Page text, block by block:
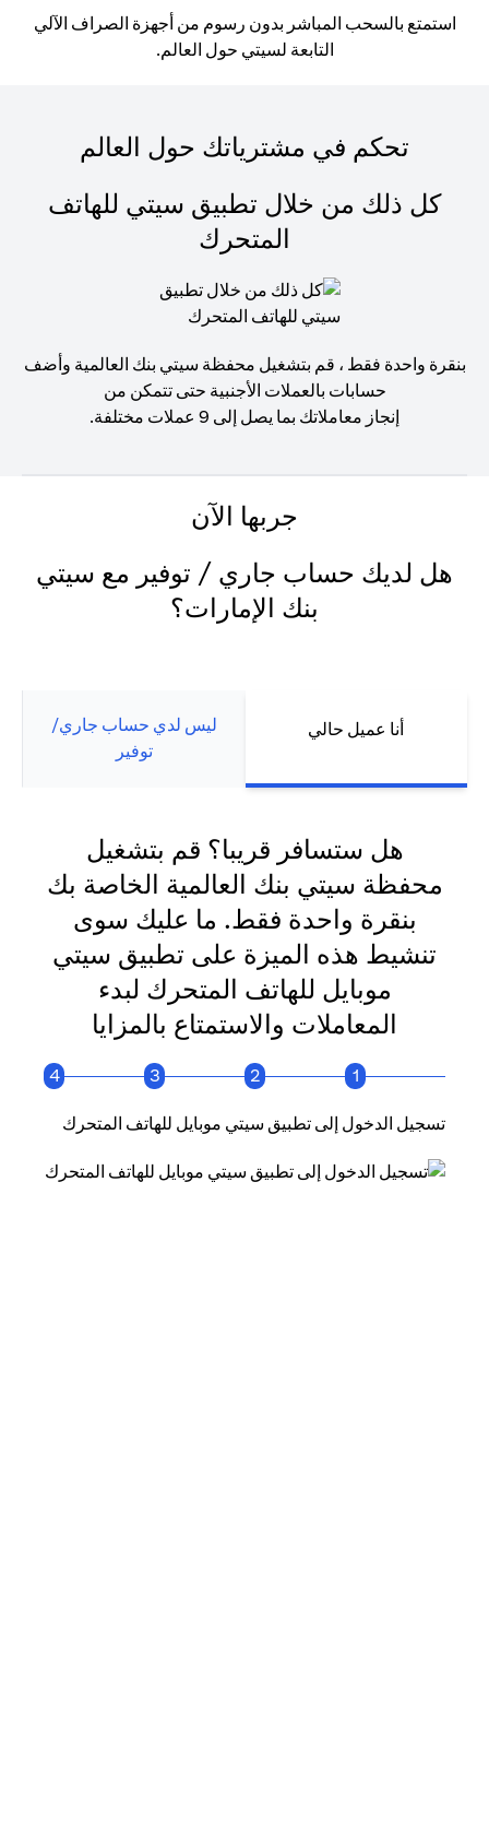
استمتع بالسحب المباشر بدون رسوم من أجهزة الصراف الآلي
التابعة لسيتي حول العالم.
تحكم في مشترياتك حول العالم
كل ذلك من خلال تطبيق سيتي للهاتف
المتحرك
بنقرة واحدة فقط ، قم بتشغيل محفظة سيتي بنك العالمية وأضف
حسابات بالعملات الأجنبية حتى تتمكن من
إنجاز معاملاتك بما يصل إلى 9 عملات مختلفة.
جربها الآن
هل لديك حساب جاري / توفير مع سيتي
بنك الإمارات؟
أنا عميل حالي
ليس لدي حساب جاري/
توفير
هل ستسافر قريبا؟ قم بتشغيل
محفظة سيتي بنك العالمية الخاصة بك
بنقرة واحدة فقط. ما عليك سوى
تنشيط هذه الميزة على تطبيق سيتي
موبايل للهاتف المتحرك لبدء
المعاملات والاستمتاع بالمزايا
1
2
3
4
تسجيل الدخول إلى تطبيق سيتي موبايل للهاتف المتحرك